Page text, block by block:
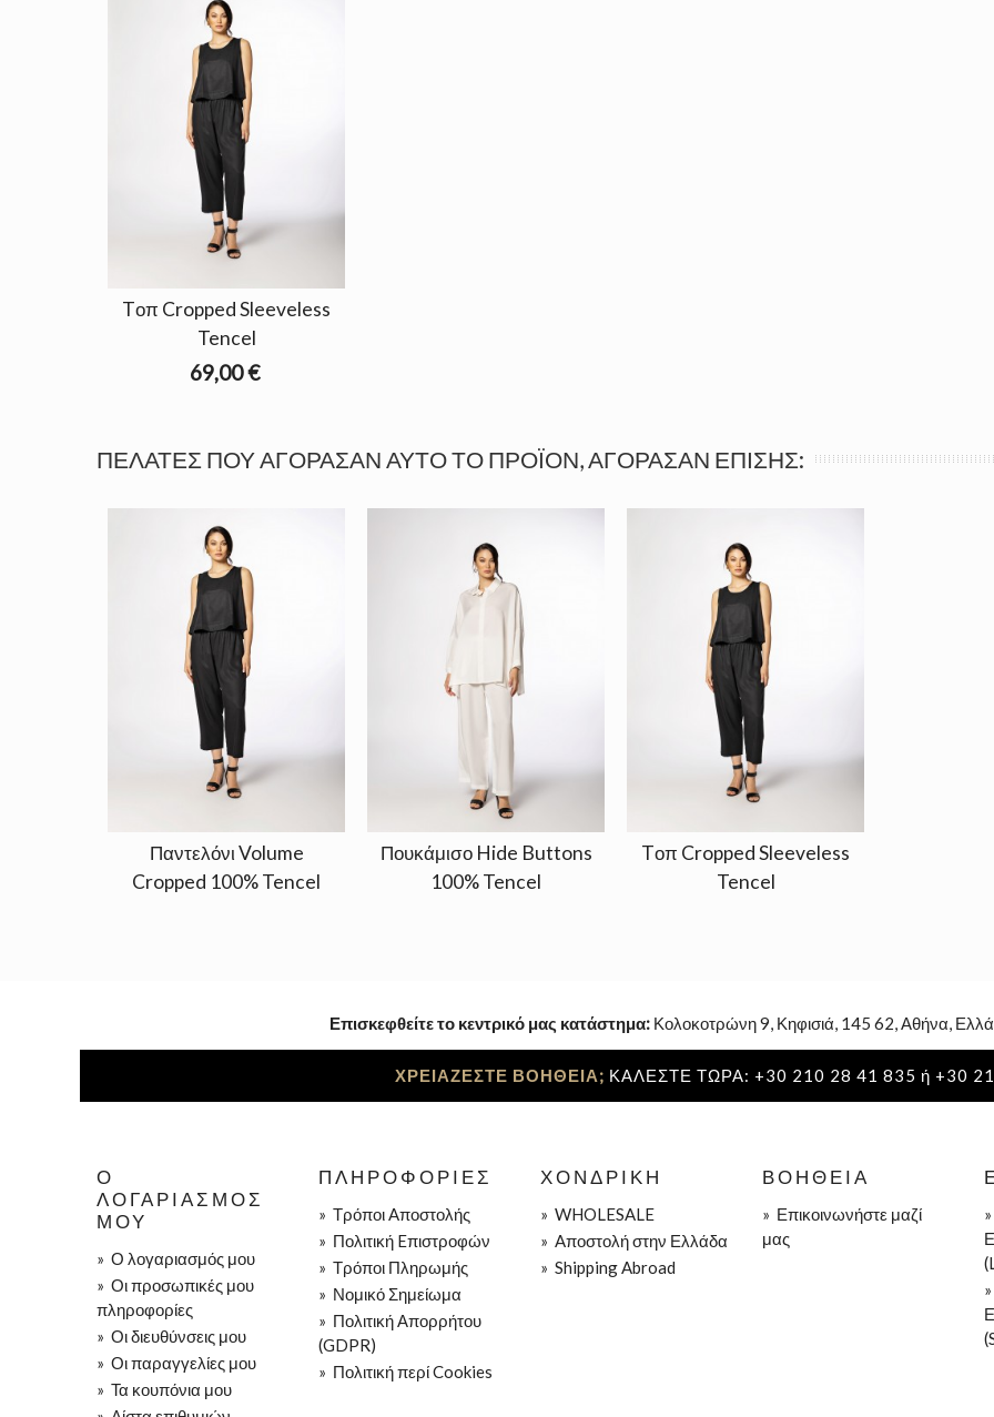
Tοπ Cropped Sleeveless
Tencel
69,00 €
ΠΕΛΆΤΕΣ ΠΟΥ ΑΓΌΡΑΣΑΝ ΑΥΤΌ ΤΟ ΠΡΟΪΌΝ, ΑΓΌΡΑΣΑΝ ΕΠΊΣΗΣ:
Παντελόνι Volume
Cropped 100% Tencel
Πουκάμισο Hide Buttons
100% Tencel
Tοπ Cropped Sleeveless
Tencel
Επισκεφθείτε το κεντρικό μας κατάστημα:Κολοκοτρώνη 9, Κηφισιά, 145 62, Αθήνα,
ΧΡΕΙΑΖΕΣΤΕ ΒΟΗΘΕΙΑ; ΚΑΛΕΣΤΕ ΤΩΡΑ: +30 210 28 41 835 ή +30
Ο
ΛΟΓΑΡΙΑΣΜΌΣ
ΜΟΥ
» Ο λογαριασμός μου
» Οι προσωπικές μου
πληροφορίες
» Οι διευθύνσεις μου
» Οι παραγγελίες μου
» Τα κουπόνια μου
ΠΛΗΡΟΦΟΡΊΕΣ
» Τρόποι Aποστολής
» Πολιτική Eπιστροφών
» Τρόποι Πληρωμής
» Νομικό Σημείωμα
» Πολιτική Απορρήτου
(GDPR)
» Πολιτική περί Cookies
ΧΟΝΔΡΙΚΉ
» WHOLESALE
» Aποστολή στην Ελλάδα
» Shipping Abroad
ΒΟΉΘΕΙΑ
» Επικοινωνήστε μαζί
μας
»
»